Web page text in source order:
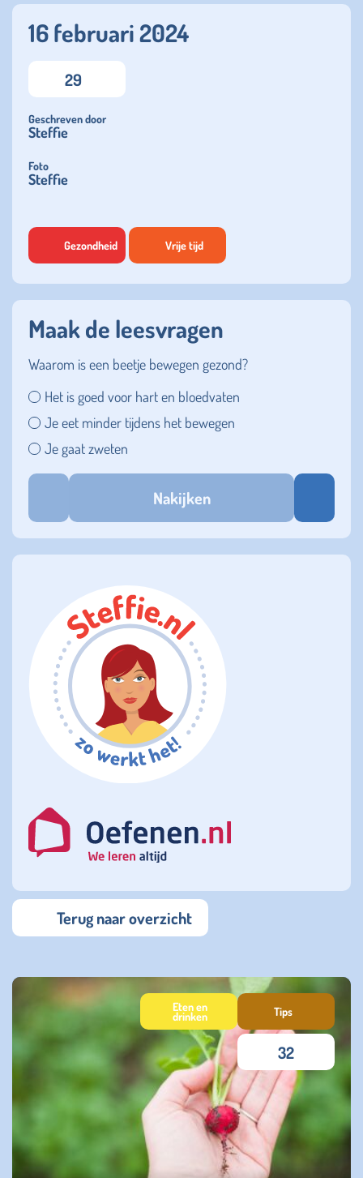
16 februari 2024
29
Geschreven door
Steffie
Foto
Steffie
Gezondheid Vrije tijd
Maak de leesvragen
Waarom is een beetje bewegen gezond?
Het is goed voor hart en bloedvaten
Je eet minder tijdens het bewegen
Je gaat zweten
Nakijken
Terug naar overzicht
Eten en
drinken Tips
32